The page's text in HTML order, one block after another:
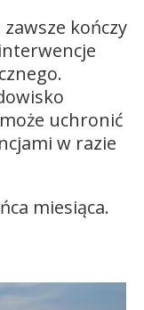
kończy
uchronić
w razie
miesiąca.